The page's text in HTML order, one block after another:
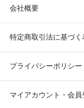
会社概要
特定商取引法に基づく
プライバシーポリシー
マイアカウント・会員